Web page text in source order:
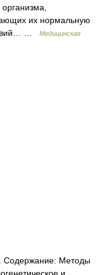
их нормальную
…
Медицинская
Методы